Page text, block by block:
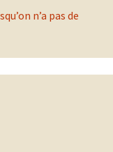
n’a pas de